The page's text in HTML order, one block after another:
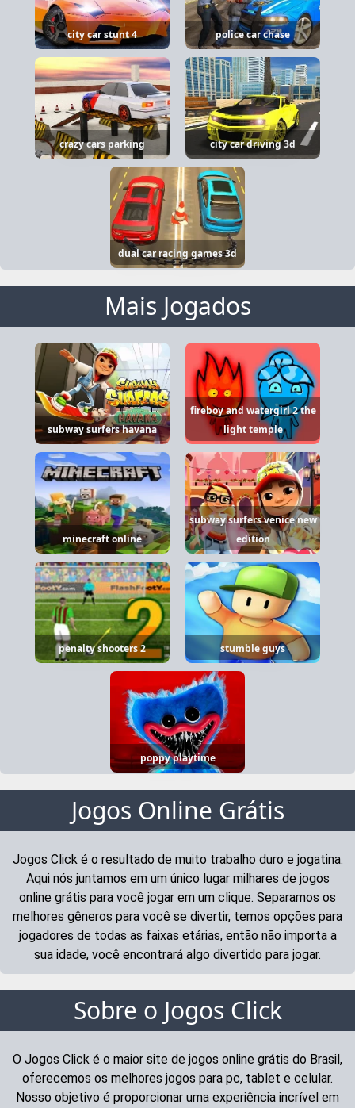
city car stunt 4 police car chase
crazy cars parking city car driving 3d
dual car racing games 3d
Mais Jogados
subway surfers havana
fireboy and watergirl 2 the
light temple
minecraft online
subway surfers venice new
edition
penalty shooters 2 stumble guys
poppy playtime
Jogos Online Grátis
Jogos Click é o resultado de muito trabalho duro e jogatina.
Aqui nós juntamos em um único lugar milhares de jogos
online grátis para você jogar em um clique. Separamos os
melhores gêneros para você se divertir, temos opções para
jogadores de todas as faixas etárias, então não importa a
sua idade, você encontrará algo divertido para jogar.
Sobre o Jogos Click
O Jogos Click é o maior site de jogos online grátis do Brasil,
oferecemos os melhores jogos para pc, tablet e celular.
Nosso objetivo é proporcionar uma experiência incrível em